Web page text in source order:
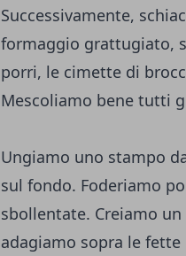
Successivamente,
formaggio grattugiato,
porri, le cimette di
Mescoliamo bene tutti
Ungiamo uno stampo
sul fondo. Foderiamo
sbollentate. Creiamo
adagiamo sopra le